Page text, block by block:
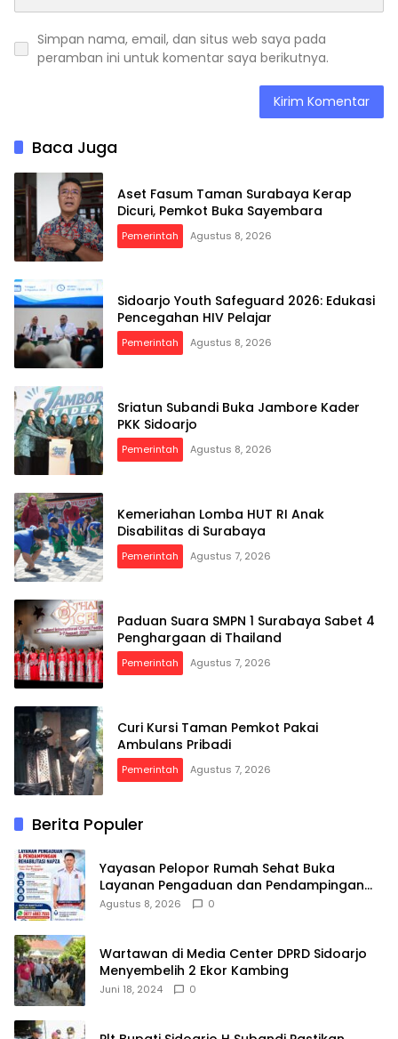
Simpan nama, email, dan situs web saya pada
peramban ini untuk komentar saya berikutnya.
Baca Juga
Aset Fasum Taman Surabaya Kerap
Dicuri, Pemkot Buka Sayembara
Pemerintah Agustus 8, 2026
Sidoarjo Youth Safeguard 2026: Edukasi
Pencegahan HIV Pelajar
Pemerintah Agustus 8, 2026
Sriatun Subandi Buka Jambore Kader
PKK Sidoarjo
Pemerintah Agustus 8, 2026
Kemeriahan Lomba HUT RI Anak
Disabilitas di Surabaya
Pemerintah Agustus 7, 2026
Paduan Suara SMPN 1 Surabaya Sabet 4
Penghargaan di Thailand
Pemerintah Agustus 7, 2026
Curi Kursi Taman Pemkot Pakai
Ambulans Pribadi
Pemerintah Agustus 7, 2026
Berita Populer
Yayasan Pelopor Rumah Sehat Buka
Layanan Pengaduan dan Pendampingan
Rehabilitasi NAPZA 24 Jam
Agustus 8, 2026 0
Wartawan di Media Center DPRD Sidoarjo
Menyembelih 2 Ekor Kambing
Juni 18, 2024 0